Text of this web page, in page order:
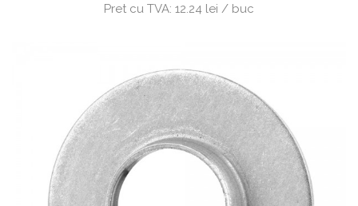
Pret cu TVA: 12.24 lei / buc